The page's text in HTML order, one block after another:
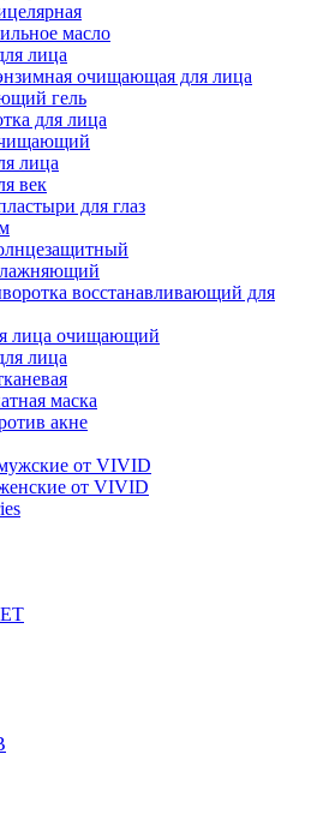
масло
лица
очищающая для лица
гель
для лица
лица
век
для глаз
восстанавливающий для
лица очищающий
лица
маска
акне
от VIVID
от VIVID